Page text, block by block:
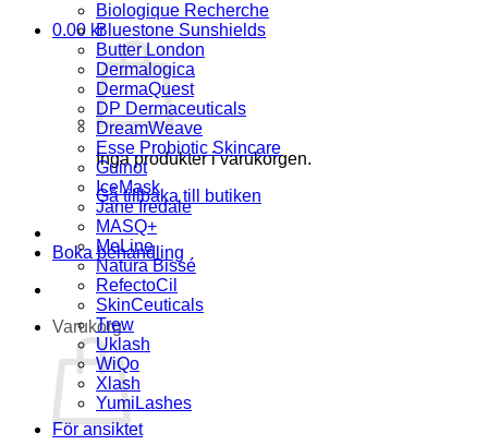
0.00 kr
Inga produkter i varukorgen.
Gå tillbaka till butiken
Boka behandling
Varukorg
Biologique Recherche
Bluestone Sunshields
Butter London
Dermalogica
DermaQuest
DP Dermaceuticals
DreamWeave
Esse Probiotic Skincare
Guinot
IceMask
Jane Iredale
MASQ+
MeLine
Natura Bissé
RefectoCil
SkinCeuticals
Trew
Uklash
WiQo
Xlash
YumiLashes
För ansiktet